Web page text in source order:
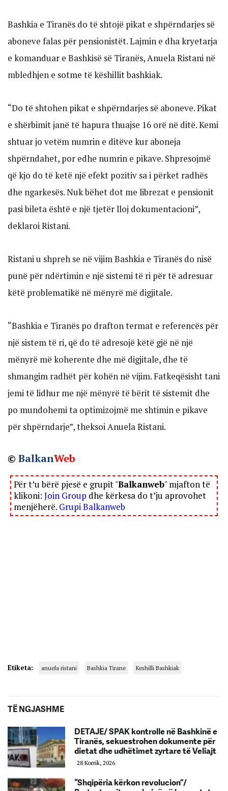
Bashkia e Tiranës do të shtojë pikat e shpërndarjes së
aboneve falas për pensionistët. Lajmin e dha kryetarja
e komanduar e Bashkisë së Tiranës, Anuela Ristani në
mbledhjen e sotme të këshillit bashkiak.
“Do të shtohen pikat e shpërndarjes së aboneve. Pikat
e shërbimit janë të hapura thuajse 16 orë në ditë. Kemi
shtuar jo vetëm numrin e ditëve kur aboneja
shpërndahet, por edhe numrin e pikave. Shpresojmë
që kjo do të ketë një efekt pozitiv sa i përket radhës
dhe ngarkesës. Nuk bëhet dot me librezat e pensionit
pasi bileta është e një tjetër lloj dokumentacioni”,
deklaroi Ristani.
Ristani u shpreh se në vijim Bashkia e Tiranës do nisë
punë për ndërtimin e një sistemi të ri për të adresuar
këtë problematikë në mënyrë më digjitale.
“Bashkia e Tiranës po drafton termat e referencës për
një sistem të ri, që do të adresojë këtë gjë në një
mënyrë më koherente dhe më digjitale, dhe të
shmangim radhët për kohën në vijim. Fatkeqësisht tani
jemi të lidhur me një mënyrë të bërit të sistemit dhe
po mundohemi ta optimizojmë me shtimin e pikave
për shpërndarje”, theksoi Anuela Ristani.
© BalkanWeb
Për t’u bërë pjesë e grupit "Balkanweb" mjafton të
klikoni: Join Group dhe kërkesa do t’ju aprovohet
menjëherë. Grupi Balkanweb
Etiketa: anuela ristani Bashkia Tirane Keshilli Bashkiak
TË NGJASHME
DETAJE/ SPAK kontrolle në Bashkinë e
Tiranës, sekuestrohen dokumente për
dietat dhe udhëtimet zyrtare të Veliajt
28 Korrik, 2026
“Shqipëria kërkon revolucion”/